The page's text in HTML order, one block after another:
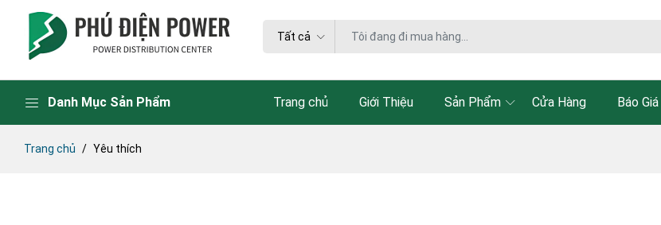
Tất cả
Danh Mục Sản Phẩm Trang chủ Giới Thiệu Sản Phẩm Cửa Hàng Báo Giá
Trang chủ Yêu thích